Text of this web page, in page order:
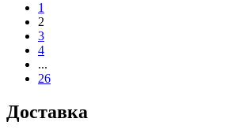
1
2
3
4
...
26
Доставка